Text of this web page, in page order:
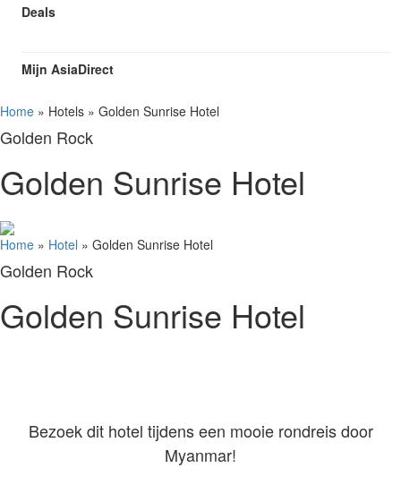
Deals
Mijn AsiaDirect
Home » Hotels » Golden Sunrise Hotel
Golden Rock
Golden Sunrise Hotel
Home » Hotel » Golden Sunrise Hotel
Golden Rock
Golden Sunrise Hotel
Bezoek dit hotel tijdens een mooie rondreis door
Myanmar!